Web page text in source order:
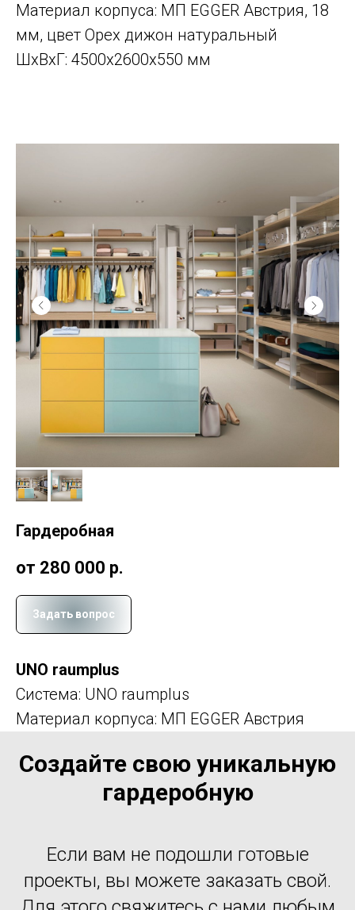
Материал корпуса: МП EGGER Австрия, 18
мм, цвет Орех дижон натуральный
ШxВxГ: 4500x2600x550 мм
Гардеробная
от 280 000 р.
Задать вопрос
UNO raumplus
Система: UNO raumplus
Материал корпуса: МП EGGER Австрия
Создайте свою уникальную
гардеробную
Если вам не подошли готовые
проекты, вы можете заказать свой.